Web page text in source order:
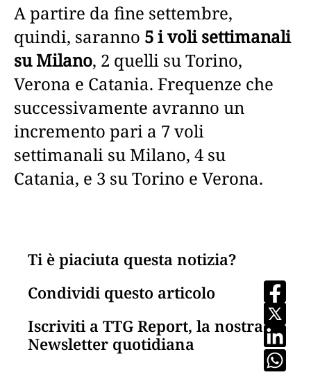
A partire da fine settembre,
quindi, saranno 5 i voli settimanali
su Milano, 2 quelli su Torino,
Verona e Catania. Frequenze che
successivamente avranno un
incremento pari a 7 voli
settimanali su Milano, 4 su
Catania, e 3 su Torino e Verona.
Ti è piaciuta questa notizia?
Condividi questo articolo
Iscriviti a TTG Report, la nostra
Newsletter quotidiana